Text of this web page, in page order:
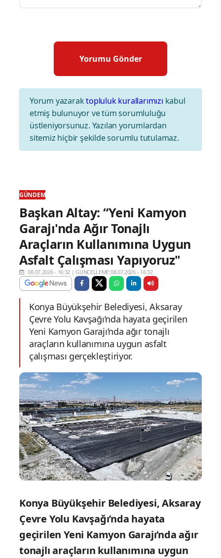
Yorum yazaraktopluluk kurallarımızı kabul
etmiş bulunuyor ve tüm sorumluluğu
üstleniyorsunuz. Yazılan yorumlardan
sitemiz hiçbir şekilde sorumlu tutulamaz.
GÜNDEM
Başkan Altay: “Yeni Kamyon
Garajı'nda Ağır Tonajlı
Araçların Kullanımına Uygun
Asfalt Çalışması Yapıyoruz"
08.07.2026 - 16:32 |GÜNCELLEME:08.07.2026 - 16:32
Konya Büyükşehir Belediyesi, Aksaray
Çevre Yolu Kavşağı’nda hayata geçirilen
Yeni Kamyon Garajı’nda ağır tonajlı
araçların kullanımına uygun asfalt
çalışması gerçekleştiriyor.
Konya Büyükşehir Belediyesi, Aksaray
Çevre Yolu Kavşağı’nda hayata
geçirilen Yeni Kamyon Garajı’nda ağır
tonajlı araçların kullanımına uygun